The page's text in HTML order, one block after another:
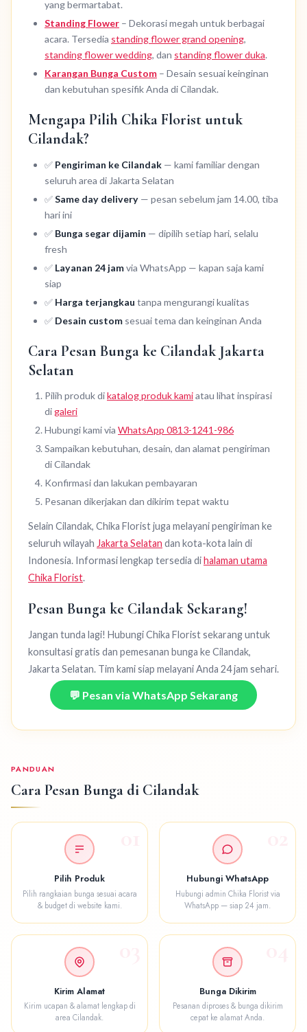
yang bermartabat.
Standing Flower – Dekorasi megah untuk berbagai
acara. Tersedia standing flower grand opening,
standing flower wedding, dan standing flower duka.
Karangan Bunga Custom – Desain sesuai keinginan
dan kebutuhan spesifik Anda di Cilandak.
Mengapa Pilih Chika Florist untuk
Cilandak?
✅ Pengiriman ke Cilandak — kami familiar dengan
seluruh area di Jakarta Selatan
✅Same day delivery — pesan sebelum jam 14.00, tiba
hari ini
✅ Bunga segar dijamin — dipilih setiap hari, selalu
fresh
✅ Layanan 24 jamvia WhatsApp — kapan saja kami
siap
✅ Harga terjangkau tanpa mengurangi kualitas
✅ Desain custom sesuai tema dan keinginan Anda
Cara Pesan Bunga ke Cilandak Jakarta
Selatan
Pilih produk dikatalog produk kamiatau lihat inspirasi
digaleri
Hubungi kami via WhatsApp 0813-1241-986
Sampaikan kebutuhan, desain, dan alamat pengiriman
di Cilandak
Konfirmasi dan lakukan pembayaran
Pesanan dikerjakan dan dikirim tepat waktu
Selain Cilandak, Chika Florist juga melayani pengiriman ke
seluruh wilayah Jakarta Selatan dan kota-kota lain di
Indonesia. Informasi lengkap tersedia dihalaman utama
Chika Florist.
Pesan Bunga ke Cilandak Sekarang!
Jangan tunda lagi! Hubungi Chika Florist sekarang untuk
konsultasi gratis dan pemesanan bunga ke Cilandak,
Jakarta Selatan. Tim kami siap melayani Anda 24 jam sehari.
💬 Pesan via WhatsApp Sekarang
PANDUAN
Cara Pesan Bunga di Cilandak
Pilih Produk
Pilih rangkaian bunga sesuai acara
& budget di website kami.
Hubungi WhatsApp
Hubungi admin Chika Florist via
WhatsApp — siap 24 jam.
Kirim Alamat
Kirim ucapan & alamat lengkap di
area Cilandak.
Bunga Dikirim
Pesanan diproses & bunga dikirim
cepat ke alamat Anda.